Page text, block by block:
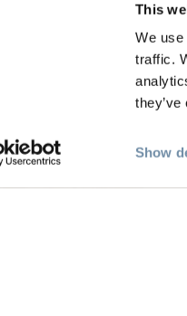
This
We
traffic.
Show
Mon planificateur de
Services aux visiteurs
LLMs Info